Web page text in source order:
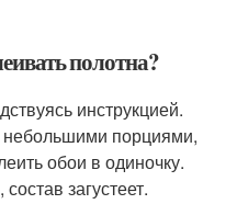
полотна?
инструкцией.
небольшими порциями,
обои в одиночку.
загустеет.